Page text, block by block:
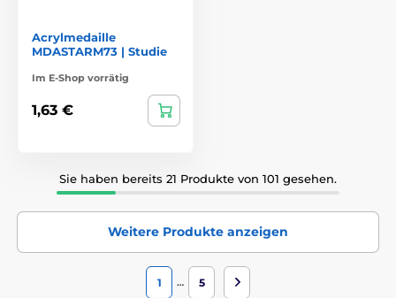
Acrylmedaille
MDASTARM73 | Studie
Im E-Shop vorrätig
1,63 €
Sie haben bereits 21 Produkte von 101 gesehen.
Weitere Produkte anzeigen
1 … 5